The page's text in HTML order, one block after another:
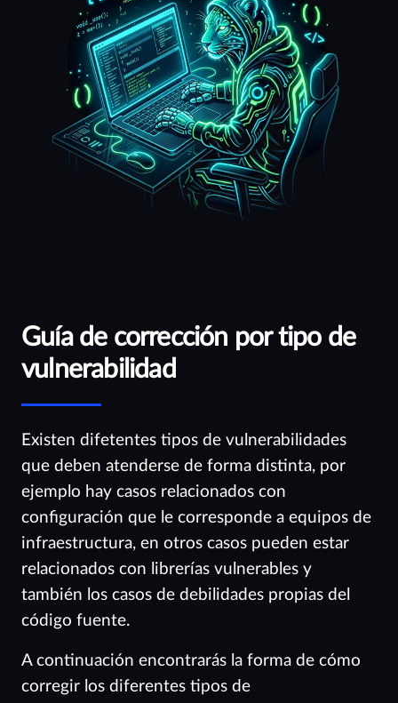
Guía de corrección por tipo de
vulnerabilidad
Existen difetentes tipos de vulnerabilidades
que deben atenderse de forma distinta, por
ejemplo hay casos relacionados con
configuración que le corresponde a equipos de
infraestructura, en otros casos pueden estar
relacionados con librerías vulnerables y
también los casos de debilidades propias del
código fuente.
A continuación encontrarás la forma de cómo
corregir los diferentes tipos de